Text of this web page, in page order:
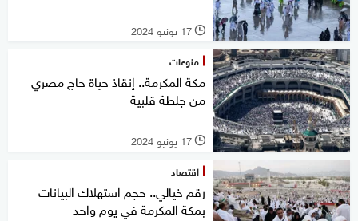
l 17 يونيو 2024
منوعات
مكة المكرمة.. إنقاذ حياة حاج مصري
من جلطة قلبية
l 17 يونيو 2024
اقتصاد
رقم خيالي.. حجم استهلاك البيانات
بمكة المكرمة في يوم واحد